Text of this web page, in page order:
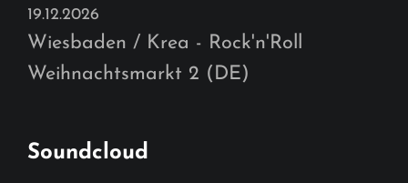
19.12.2026
Wiesbaden / Krea - Rock'n'Roll
Weihnachtsmarkt 2 (DE)
Soundcloud